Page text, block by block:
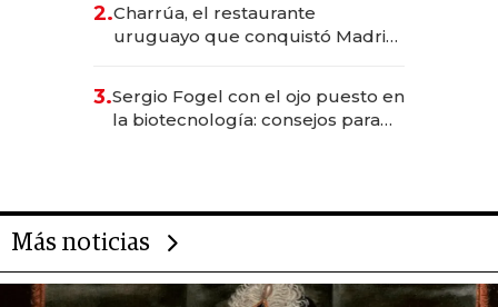
millones
2.Charrúa, el restaurante
uruguayo que conquistó Madrid:
anticipación y prepara apertura
3.Sergio Fogel con el ojo puesto en
la biotecnología: consejos para
Más noticias